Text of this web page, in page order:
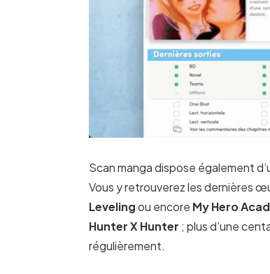
Scan manga dispose également
Vous y retrouverez les dernières
Levelingou encore My Hero
Hunter X Hunter ; plus d’une
régulièrement.